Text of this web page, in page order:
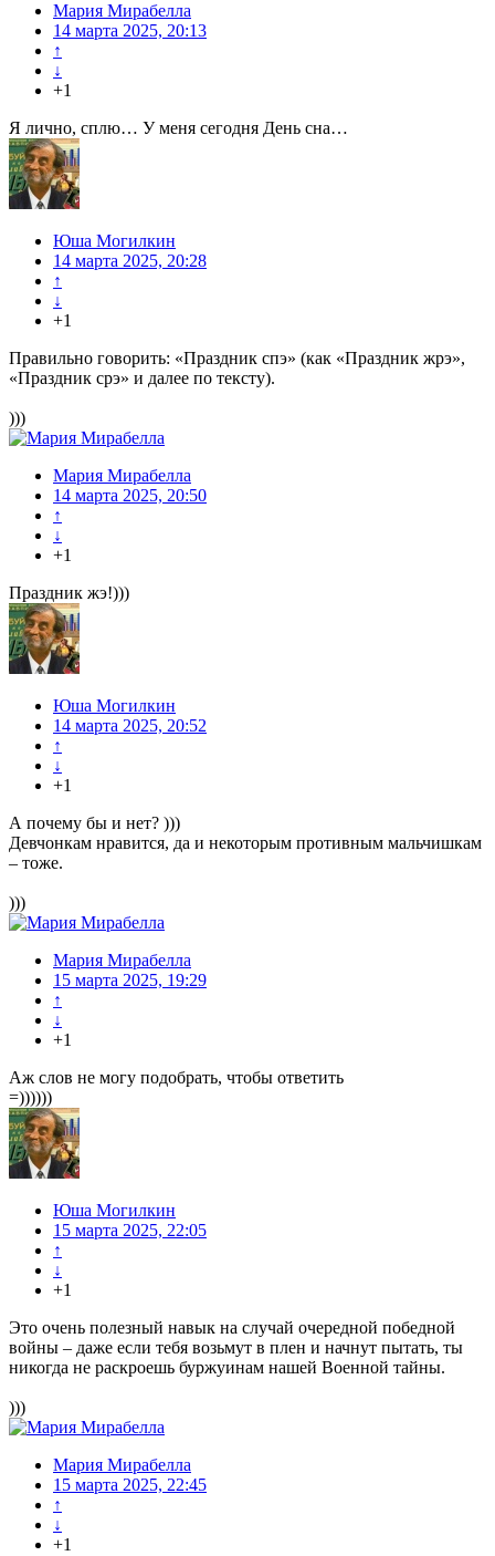
Мария Мирабелла
14 марта 2025, 20:13
↑
↓
+1
Я лично, сплю… У меня сегодня День сна…
Юша Могилкин
14 марта 2025, 20:28
↑
↓
+1
Правильно говорить: «Праздник спэ» (как «Праздник жрэ»,
«Праздник срэ» и далее по тексту).
)))
Мария Мирабелла
14 марта 2025, 20:50
↑
↓
+1
Праздник жэ!)))
Юша Могилкин
14 марта 2025, 20:52
↑
↓
+1
А почему бы и нет? )))
Девчонкам нравится, да и некоторым противным мальчишкам
– тоже.
)))
Мария Мирабелла
15 марта 2025, 19:29
↑
↓
+1
Аж слов не могу подобрать, чтобы ответить
=))))))
Юша Могилкин
15 марта 2025, 22:05
↑
↓
+1
Это очень полезный навык на случай очередной победной
войны – даже если тебя возьмут в плен и начнут пытать, ты
никогда не раскроешь буржуинам нашей Военной тайны.
)))
Мария Мирабелла
15 марта 2025, 22:45
↑
↓
+1